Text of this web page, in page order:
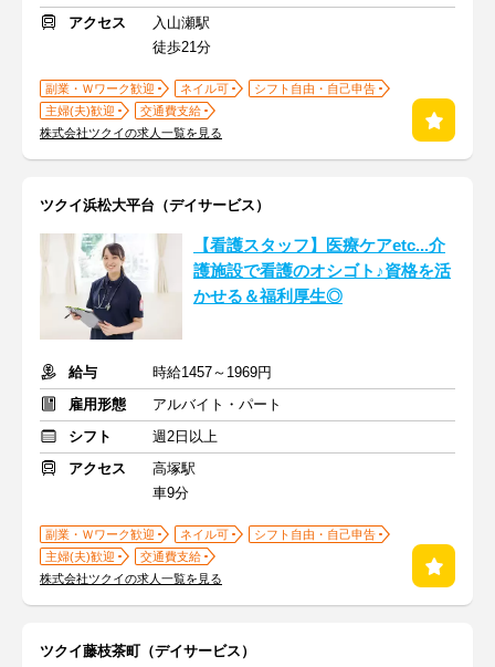
アクセス
入山瀬駅
徒歩21分
副業・Ｗワーク歓迎 ネイル可
シフト自由・自己申告
主婦(夫)歓迎
交通費支給
株式会社ツクイの求人一覧を見る
ツクイ浜松大平台（デイサービス）
【看護スタッフ】医療ケアetc...介
護施設で看護のオシゴト♪資格を活
かせる＆福利厚生◎
給与
時給1457～1969円
雇用形態
アルバイト・パート
シフト
週2日以上
アクセス
高塚駅
車9分
副業・Ｗワーク歓迎 ネイル可
シフト自由・自己申告
主婦(夫)歓迎
交通費支給
株式会社ツクイの求人一覧を見る
ツクイ藤枝茶町（デイサービス）